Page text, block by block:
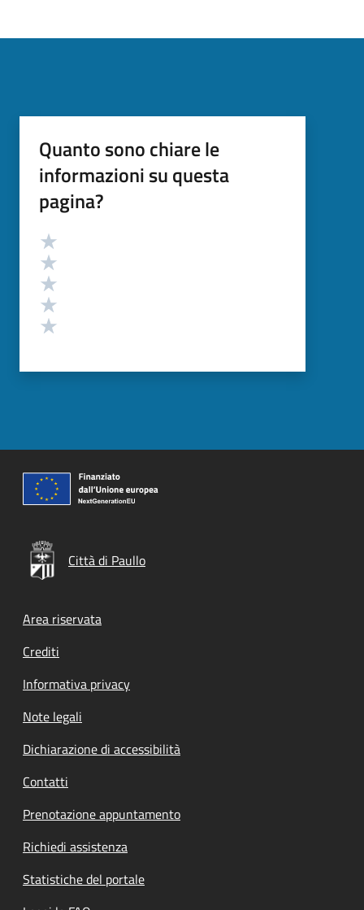
Quanto sono chiare le
informazioni su questa
pagina?
Valutazione
Città di Paullo
Footer menu
Area riservata
Crediti
Informativa privacy
Note legali
Dichiarazione di accessibilità
Contatti
Prenotazione appuntamento
Richiedi assistenza
Statistiche del portale